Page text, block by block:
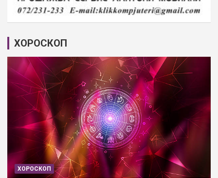
ХОРОСКОП
ХОРОСКОП